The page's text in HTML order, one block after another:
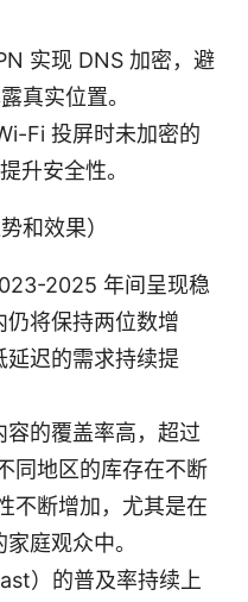
实现 DNS 加密，避
真实位置。
Fi 投屏时未加密的
升安全性。
和效果）
2025 年间呈现稳
仍将保持两位数增
迟的需求持续提
的覆盖率高，超过
同地区的库存在不断
不断增加，尤其是在
庭观众中。
）的普及率持续上